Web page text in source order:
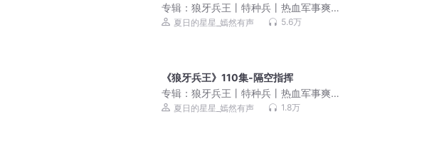
专辑： 狼牙兵王丨特种兵丨热血军事爽
文丨雇佣兵丨战争幻想丨多人有声剧
夏日的星星_嫣然有声 5.6万
《狼牙兵王》110集-隔空指挥
专辑： 狼牙兵王丨特种兵丨热血军事爽
文丨雇佣兵丨战争幻想丨多人有声剧
夏日的星星_嫣然有声 1.8万